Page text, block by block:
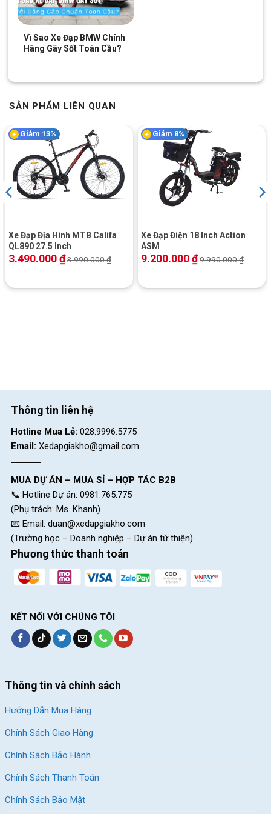
Đệm bọc da dày cao cấp
Cả yên trước và sau đều được trang bị lớp đệm bọc da dày
dặn, mang đến cảm giác êm ái và dễ chịu trong suốt hành trình.
Thiết kế đơn giản mà tinh tế giúp người lái và người ngồi sau
dài.
Yên của Xe Đạp Điện Action AC 10-16 16 Inch
Để đảm bảo sự thoải mái và an toàn khi lái, xe được trang bị rổ
trước kích thước lớn, thuận tiện cho việc chứa đồ cá nhân khi di
chuyển. Khu vực để chân được thiết kế rộng thoáng, có các
đường vân chống trượt vừa tăng tính thẩm mỹ, vừa đảm bảo an
toàn khi sử dụng. Ngoài ra, thiết kế này giúp hạn chế đọng nước
khi trời mưa và dễ dàng vệ sinh sau mỗi chuyến đi.
Nơi để chân rộng rãi, thoải mái
Kết Luận
Vì Sao Xe Đạp BMW Chính
Hãng Gây Sốt Toàn Cầu?
SẢN PHẨM LIÊN QUAN
Giảm 13%
Xe Đạp Địa Hình MTB Califa
QL890 27.5 Inch
3.490.000₫3.990.000₫
Giảm 8%
Xe Đạp Điện 18 Inch Action
ASM
9.200.000₫9.990.000₫
Thông tin liên hệ
Hotline Mua Lẻ: 028.9996.5775
Email: Xedapgiakho@gmail.com
MUA DỰ ÁN – MUA SỈ – HỢP TÁC B2B
📞 Hotline Dự án: 0981.765.775
(Phụ trách: Ms. Khanh)
📧 Email: duan@xedapgiakho.com
(Trường học – Doanh nghiệp – Dự án từ thiện)
Phương thức thanh toán
KẾT NỐI VỚI CHÚNG TÔI
Thông tin và chính sách
Hướng Dẫn Mua Hàng
Chính Sách Giao Hàng
Chính Sách Bảo Hành
Chính Sách Thanh Toán
Chính Sách Bảo Mật